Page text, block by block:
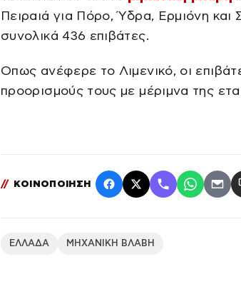
Πειραιά για Πόρο, Ύδρα, Ερμιόνη
συνολικά 436 επιβάτες.
Οπως ανέφερε το Λιμενικό, οι
προορισμούς τους με μέριμνα της
// ΚΟΙΝΟΠΟΙΗΣΗ
ΕΛΛΑΔΑ ΜΗΧΑΝΙΚΗ ΒΛΑΒΗ